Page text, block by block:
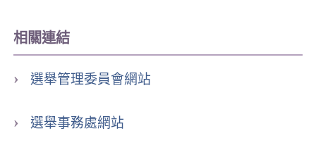
相關連結
選舉管理委員會網站
選舉事務處網站